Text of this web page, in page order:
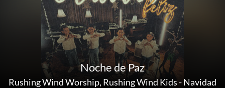
Noche de Paz
Rushing Wind Worship, Rushing Wind Kids-Navidad